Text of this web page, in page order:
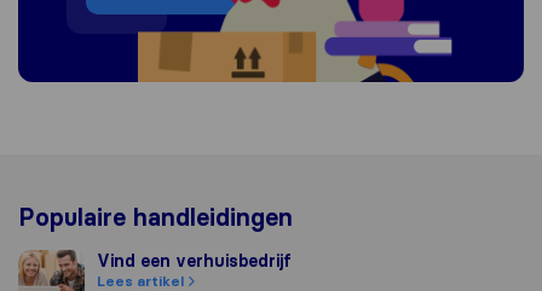
Populaire handleidingen
Vind een verhuisbedrijf
Vind een verhuisbedrijf
Lees artikel